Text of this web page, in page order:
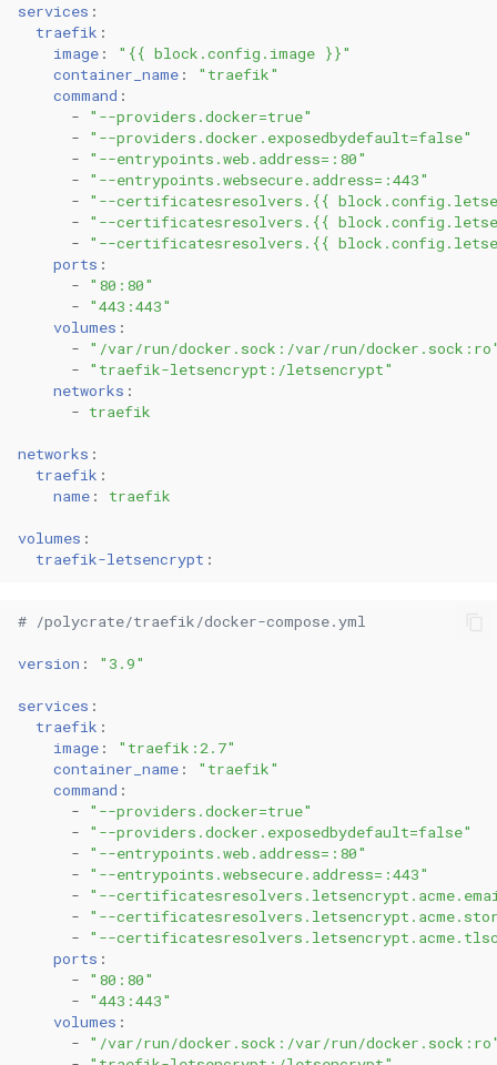
0.11.13
0.11.12
0.11.11
0.11.10
services :
traefik :
image : "{{ block.config.image }}"
container_name :
"traefik"
command :
-
"--providers.docker=true"
-
"--providers.docker.exposedbydefault=false"
-
"--entrypoints.web.address=:80"
-
"--entrypoints.websecure.address=:443"
-
"--certificatesresolvers.{{
-
"--certificatesresolvers.{{
-
"--certificatesresolvers.{{
ports :
-
"80:80"
-
"443:443"
volumes :
-
"/var/run/docker.sock:/var/run/
-
"traefik-letsencrypt:/letsencrypt"
networks :
- traefik
networks :
traefik :
name : traefik
volumes :
traefik-letsencrypt :
# /polycrate/traefik/docker-compose.yml
version : "3.9"
services :
traefik :
image :
"traefik:2.7"
container_name :
"traefik"
command :
-
"--providers.docker=true"
-
"--providers.docker.exposedbydefault=false"
-
"--entrypoints.web.address=:80"
-
"--entrypoints.websecure.address=:443"
-
"--
-
"--
-
"--
ports :
-
"80:80"
-
"443:443"
volumes :
-
"/var/run/docker.sock:/var/run/